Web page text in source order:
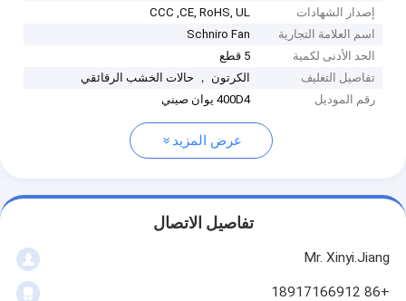
إصدار الشهادات
CCC ,CE, RoHS, UL
اسم العلامة التجارية
Schniro Fan
الحد الأدنى لكمية
5 قطع
تفاصيل التغليف
الكرتون ， حالات الخشب الرقائقي
رقم الموديل
400D4 يوان صيني
عرض المزيد
تفاصيل الاتصال
Mr. Xinyi.Jiang
+86 18917166912